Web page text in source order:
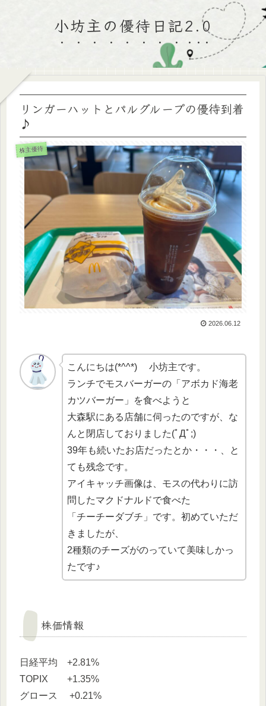
小坊主の優待日記2.0
リンガーハットとパルグループの優待到着
♪
株主優待
2026.06.12
こんにちは(*^^*) 小坊主です。
ランチでモスバーガーの「アボカド海老
カツバーガー」を食べようと
大森駅にある店舗に伺ったのですが、な
んと閉店しておりました(ﾟДﾟ;)
39年も続いたお店だったとか・・・、と
ても残念です。
アイキャッチ画像は、モスの代わりに訪
問したマクドナルドで食べた
「チーチーダブチ」です。初めていただ
きましたが、
2種類のチーズがのっていて美味しかっ
たです♪
株価情報
日経平均 +2.81%
TOPIX +1.35%
グロース +0.21%